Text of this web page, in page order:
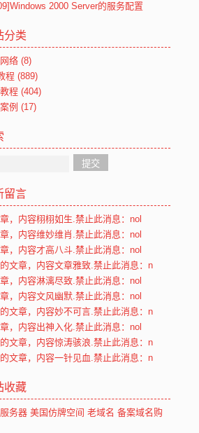
Windows 2000 Server的服务配置
分类
络 (8)
程 (889)
程 (404)
例 (17)
留言
，内容栩栩如生.禁止此消息：nol
，内容维妙维肖.禁止此消息：nol
，内容才高八斗.禁止此消息：nol
文章，内容文章雅致.禁止此消息：n
，内容淋漓尽致.禁止此消息：nol
，内容文风幽默.禁止此消息：nol
文章，内容妙不可言.禁止此消息：n
，内容出神入化.禁止此消息：nol
文章，内容惊涛骇浪.禁止此消息：n
文章，内容一针见血.禁止此消息：n
收藏
务器 美国仿牌空间 老域名 备案域名购